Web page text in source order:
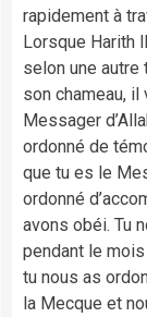
rapidement à
Lorsque Harith
selon une autre
son chameau,
Messager
ordonné de
que tu es le
ordonné
avons obéi. Tu
pendant le
tu nous as
la Mecque et